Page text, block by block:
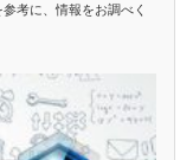
考に、情報をお調べく